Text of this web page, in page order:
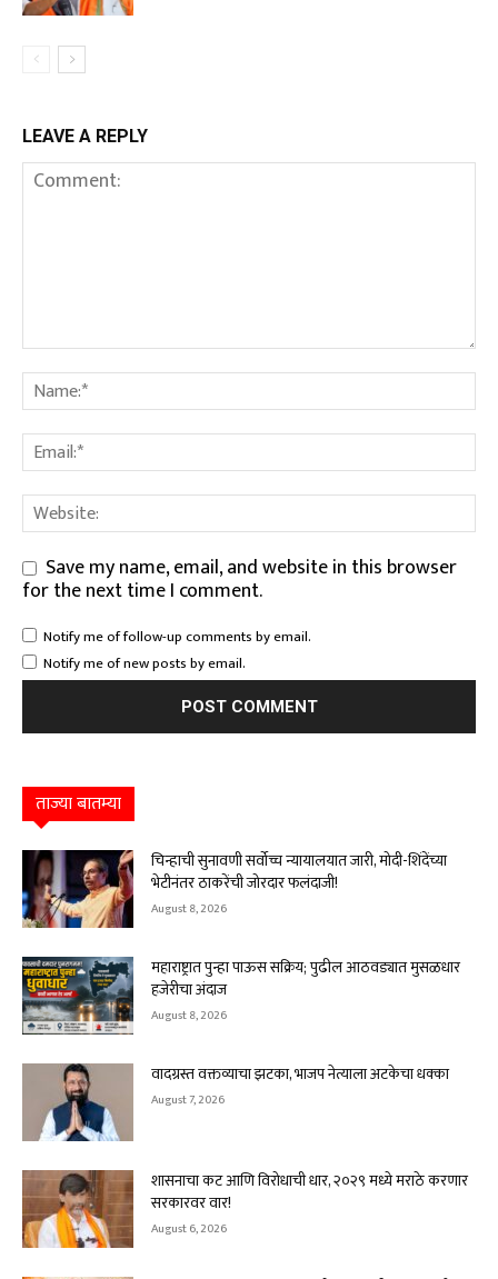
LEAVE A REPLY
Save my name, email, and website in this browser
for the next time I comment.
Notify me of follow-up comments by email.
Notify me of new posts by email.
ताज्या बातम्या
चिन्हाची सुनावणी सर्वोच्च न्यायालयात जारी, मोदी-शिंदेंच्या
भेटीनंतर ठाकरेंची जोरदार फलंदाजी!
August 8, 2026
महाराष्ट्रात पुन्हा पाऊस सक्रिय; पुढील आठवड्यात मुसळधार
हजेरीचा अंदाज
August 8, 2026
वादग्रस्त वक्तव्याचा झटका, भाजप नेत्याला अटकेचा धक्का
August 7, 2026
शासनाचा कट आणि विरोधाची धार, २०२९ मध्ये मराठे करणार
सरकारवर वार!
August 6, 2026